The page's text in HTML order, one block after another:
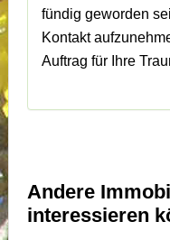
fündig geworden
Kontakt
Auftrag für Ihre
Andere
interessieren